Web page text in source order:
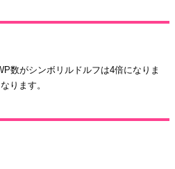
数がシンボリルドルフは4倍になりま
ります。